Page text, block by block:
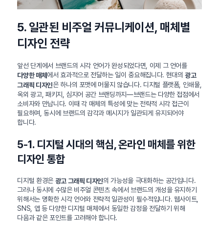
5. 일관된 비주얼 커뮤니케이션, 매체별
디자인 전략
앞선 단계에서 브랜드의 시각 언어가 완성되었다면, 이제 그 언어를
다양한 매체 에서 효과적으로 전달하는 일이 중요해집니다. 현대의광고
그래픽 디자인은 하나의 포맷에 머물지 않습니다. 디지털 플랫폼, 인쇄물,
옥외 광고, 패키지, 심지어 공간 브랜딩까지—브랜드는 다양한 접점에서
소비자와 만납니다. 이때 각 매체의 특성에 맞는 전략적 시각 접근이
필요하며, 동시에 브랜드의 감각과 메시지가 일관되게 유지되어야
합니다.
5-1. 디지털 시대의 핵심, 온라인 매체를 위한
디자인 통합
디지털 환경은 광고 그래픽 디자인의 가능성을 극대화하는 공간입니다.
그러나 동시에 수많은 비주얼 콘텐츠 속에서 브랜드의 개성을 유지하기
위해서는 명확한 시각 언어와 전략적 일관성이 필수적입니다. 웹사이트,
SNS, 앱 등 다양한 디지털 매체에서 동일한 감정을 전달하기 위해
다음과 같은 포인트를 고려해야 합니다.